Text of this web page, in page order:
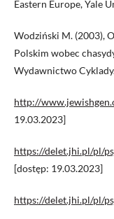
Eastern Europe, Yale
Wodziński M. (2003),
Polskim wobec
Wydawnictwo
http://
19.03.2023]
https://delet.jhi.pl/pl/
[dostęp: 19.03.2023]
https://delet.jhi.pl/pl/